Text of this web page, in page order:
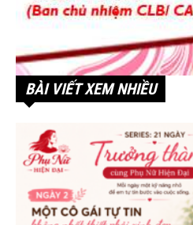
BÀI VIẾT XEM NHIỀU